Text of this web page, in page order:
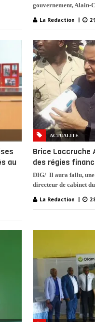
gouvernement, Alain-
La Redaction
au
ACTUALITE
Brice Laccruche
des régies
DIG/ Il aura fallu, une
directeur de cabinet
La Redaction